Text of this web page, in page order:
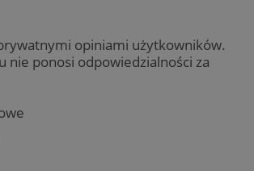
opiniami użytkowników.
nie ponosi odpowiedzialności za